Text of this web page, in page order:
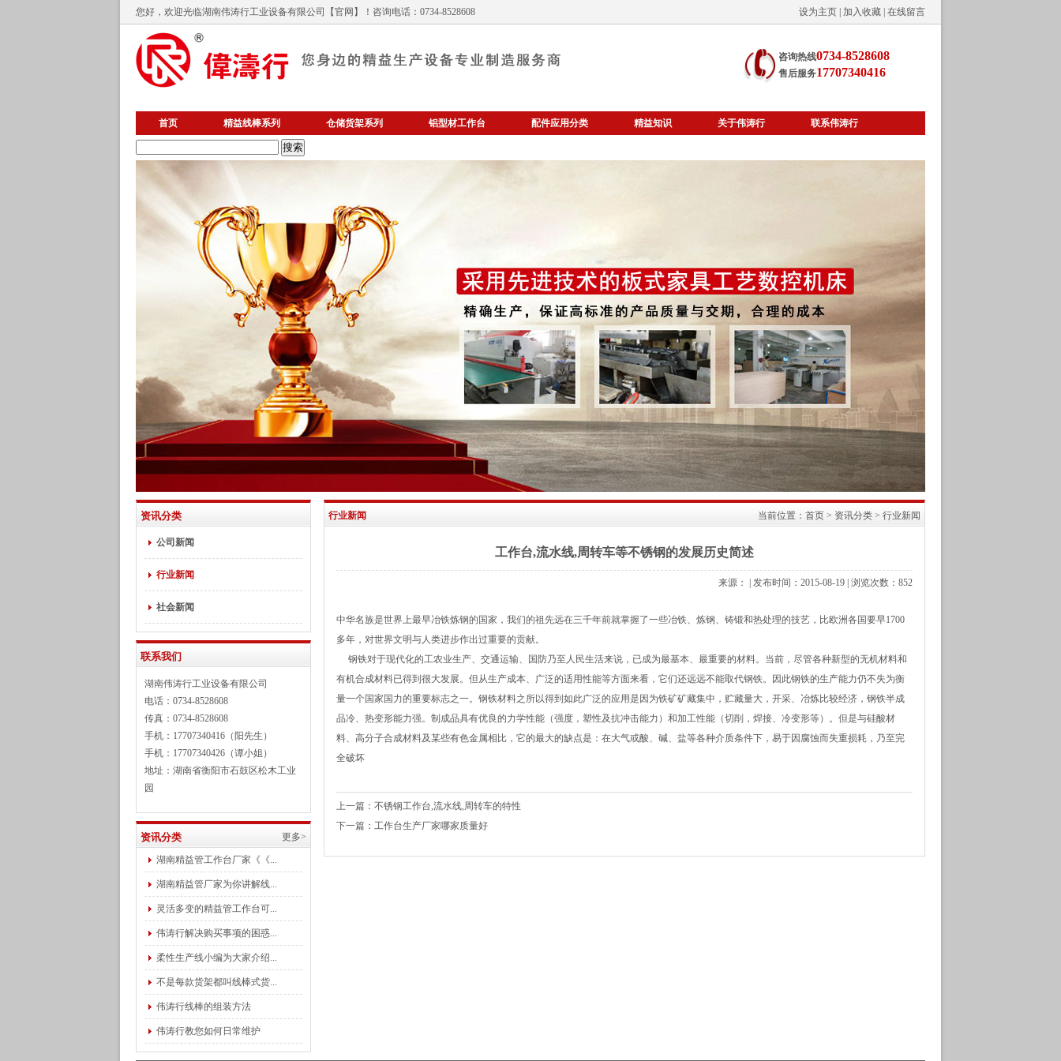
您好，欢迎光临湖南伟涛行工业设备有限公司 【官网】！咨询电话：0734-8528608 设为主页 加入收藏 在线留言
咨询热线0734-8528608
售后服务17707340416
首页 精益线棒系列 仓储货架系列 铝型材工作台 配件应用分类 精益知识 关于伟涛行 联系伟涛行
资讯分类
公司新闻
行业新闻
社会新闻
联系我们
湖南伟涛行工业设备有限公司
电话：0734-8528608
传真：0734-8528608
手机：17707340416（阳先生）
手机：17707340426（谭小姐）
地址：湖南省衡阳市石鼓区松木工业
园
资讯分类 更多>
湖南精益管工作台厂家《《...
湖南精益管厂家为你讲解线...
灵活多变的精益管工作台可...
伟涛行解决购买事项的困惑...
柔性生产线小编为大家介绍...
不是每款货架都叫线棒式货...
伟涛行线棒的组装方法
伟涛行教您如何日常维护
行业新闻 当前位置： 首页 > 资讯分类 > 行业新闻
工作台,流水线,周转车等不锈钢的发展历史简述
来源： | 发布时间：2015-08-19 | 浏览次数： 852
中华名族是世界上最早冶铁炼钢的国家，我们的祖先远在三千年前就掌握了一些冶铁、炼钢、铸锻和热处理的技艺，比欧洲各国要早1700
多年，对世界文明与人类进步作出过重要的贡献。
钢铁对于现代化的工农业生产、交通运输、国防乃至人民生活来说，已成为最基本、最重要的材料。当前，尽管各种新型的无机材料和
有机合成材料已得到很大发展。但从生产成本、广泛的适用性能等方面来看，它们还远远不能取代钢铁。因此钢铁的生产能力仍不失为衡
量一个国家国力的重要标志之一。钢铁材料之所以得到如此广泛的应用是因为铁矿矿藏集中，贮藏量大，开采、冶炼比较经济，钢铁半成
品冷、热变形能力强。制成品具有优良的力学性能（强度，塑性及抗冲击能力）和加工性能（切削，焊接、冷变形等）。但是与硅酸材
料、高分子合成材料及某些有色金属相比，它的最大的缺点是：在大气或酸、碱、盐等各种介质条件下，易于因腐蚀而失重损耗，乃至完
全破坏
上一篇：不锈钢工作台,流水线,周转车的特性
下一篇：工作台生产厂家哪家质量好